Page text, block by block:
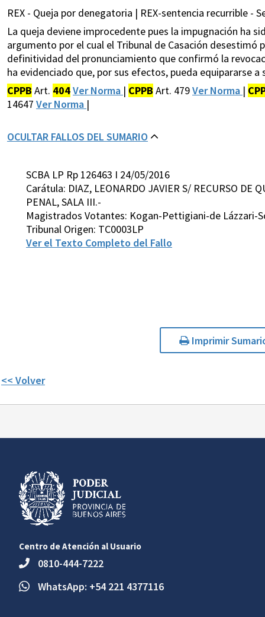
REX - Queja por denegatoria | REX-sentencia recurrible -
La queja deviene improcedente pues la impugnación ha
argumento por el cual el Tribunal de Casación
definitividad del pronunciamiento que confirmó la
ha evidenciado que, por sus efectos, pueda equipararse
CPPB Art. 404Ver Norma | CPPB Art. 479Ver Norma |
14647 Ver Norma |
OCULTAR FALLOS DEL SUMARIO
SCBA LP Rp 126463 I 24/05/2016
Carátula: DIAZ, LEONARDO JAVIER S/ RECURSO DE
PENAL, SALA III.-
Magistrados Votantes: Kogan-Pettigiani-de Lázzari-
Tribunal Origen: TC0003LP
Ver el Texto Completo del Fallo
Imprimir
<< Volver
Centro de Atención al Usuario
0810-444-7222
WhatsApp: +54 221 4377116